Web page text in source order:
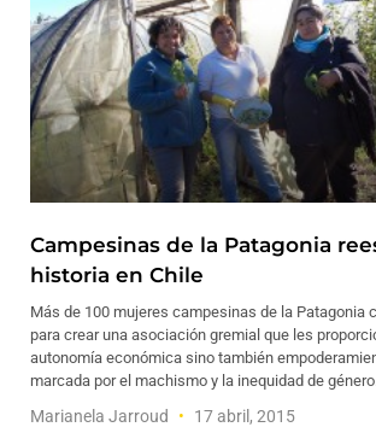
Campesinas de la Patagonia
historia en Chile
Más de 100 mujeres campesinas de la Patagonia
para crear una asociación gremial que les
autonomía económica sino también
marcada por el machismo y la inequidad de
Marianela Jarroud 17 abril, 2015